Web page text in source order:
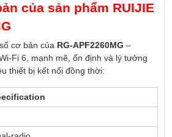
của sản phẩm RUIJIE
cơ bản của RG‑APF2260MG –
6, mạnh mẽ, ổn định và lý tưởng
thiết bị kết nối đồng thời: